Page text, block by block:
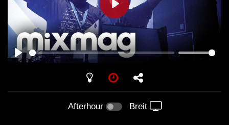
PLAY
PLAY
Afterhour Breit